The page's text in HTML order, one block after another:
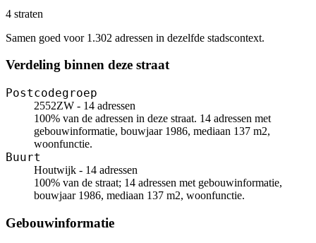
4 straten
Samen goed voor 1.302 adressen in dezelfde stadscontext.
Verdeling binnen deze straat
Postcodegroep
2552ZW - 14 adressen
100% van de adressen in deze straat. 14 adressen met
gebouwinformatie, bouwjaar 1986, mediaan 137 m2,
woonfunctie.
Buurt
Houtwijk - 14 adressen
100% van de straat; 14 adressen met gebouwinformatie,
bouwjaar 1986, mediaan 137 m2, woonfunctie.
Gebouwinformatie